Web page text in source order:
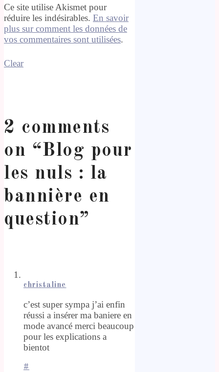
Ce site utilise Akismet pour
réduire les indésirables. En savoir
plus sur comment les données de
vos commentaires sont utilisées.
Clear
2 comments
on “Blog pour
les nuls : la
bannière en
question”
christaline
c’est super sympa j’ai enfin
réussi a insérer ma baniere en
mode avancé merci beaucoup
pour les explications a
bientot
#